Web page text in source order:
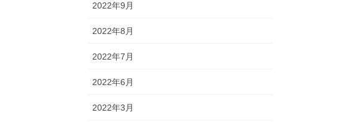
2022年9月
2022年8月
2022年7月
2022年6月
2022年3月